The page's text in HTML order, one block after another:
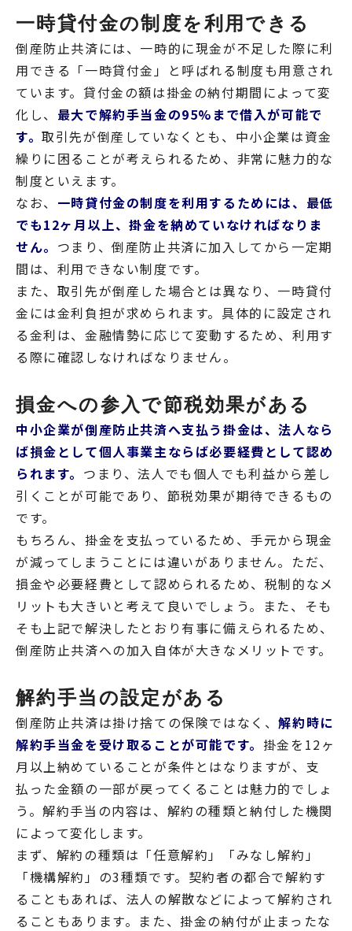
一時貸付金の制度を利用できる
倒産防止共済には、一時的に現金が不足した際に利
用できる「一時貸付金」と呼ばれる制度も用意され
ています。貸付金の額は掛金の納付期間によって変
化し、 最大で解約手当金の95%まで借入が可能で
す。取引先が倒産していなくとも、中小企業は資金
繰りに困ることが考えられるため、非常に魅力的な
制度といえます。
なお、 一時貸付金の制度を利用するためには、最低
でも12ヶ月以上、掛金を納めていなければなりま
せん。 つまり、倒産防止共済に加入してから一定期
間は、利用できない制度です。
また、取引先が倒産した場合とは異なり、一時貸付
金には金利負担が求められます。具体的に設定され
る金利は、金融情勢に応じて変動するため、利用す
る際に確認しなければなりません。
損金への参入で節税効果がある
中小企業が倒産防止共済へ支払う掛金は、法人なら
ば損金として個人事業主ならば必要経費として認め
られます。 つまり、法人でも個人でも利益から差し
引くことが可能であり、節税効果が期待できるもの
です。
もちろん、掛金を支払っているため、手元から現金
が減ってしまうことには違いがありません。ただ、
損金や必要経費として認められるため、税制的なメ
リットも大きいと考えて良いでしょう。また、そも
そも上記で解決したとおり有事に備えられるため、
倒産防止共済への加入自体が大きなメリットです。
解約手当の設定がある
倒産防止共済は掛け捨ての保険ではなく、解約時に
解約手当金を受け取ることが可能です。 掛金を12ヶ
月以上納めていることが条件とはなりますが、支
払った金額の一部が戻ってくることは魅力的でしょ
う。解約手当の内容は、解約の種類と納付した機関
によって変化します。
まず、解約の種類は「任意解約」「みなし解約」
「機構解約」の3種類です。契約者の都合で解約す
ることもあれば、法人の解散などによって解約され
ることもあります。また、掛金の納付が止まったな